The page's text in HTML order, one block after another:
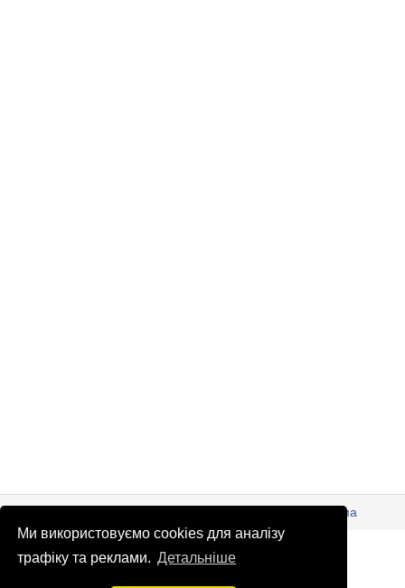
Ми використовуємо cookies для аналізу
трафіку та реклами. Детальніше
© Патріоти України 2026 Правова інформація
Реклама
info@patrioty.org.ua